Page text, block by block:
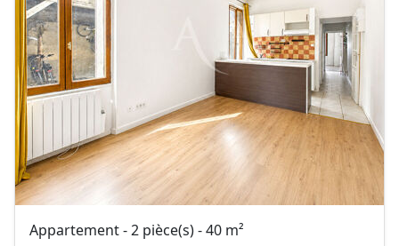
Appartement - 2 pièce(s) - 40 m²